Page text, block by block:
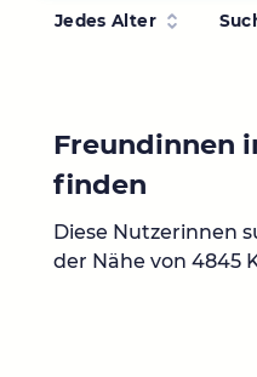
Jedes Alter
Freundinnen
finden
Diese Nutzerinnen
der Nähe von 4845